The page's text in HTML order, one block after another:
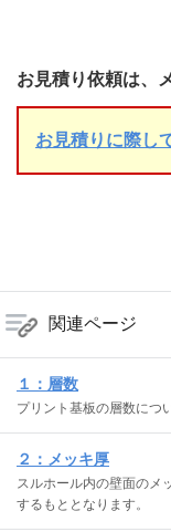
お見積り依頼は、
お見積りに際し
関連ページ
１：層数
プリント基板の層数につ
２：メッキ厚
スルホール内の壁面のメ
するもととなります。